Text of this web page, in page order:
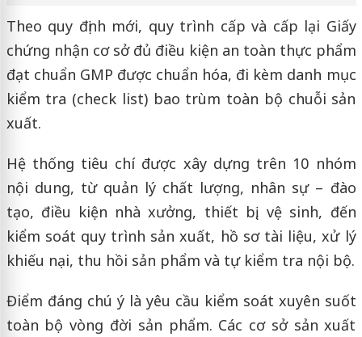
Theo quy định mới, quy trình cấp và cấp lại Giấy
chứng nhận cơ sở đủ điều kiện an toàn thực phẩm
đạt chuẩn GMP được chuẩn hóa, đi kèm danh mục
kiểm tra (check list) bao trùm toàn bộ chuỗi sản
xuất.
Hệ thống tiêu chí được xây dựng trên 10 nhóm
nội dung, từ quản lý chất lượng, nhân sự – đào
tạo, điều kiện nhà xưởng, thiết bị, vệ sinh, đến
kiểm soát quy trình sản xuất, hồ sơ tài liệu, xử lý
khiếu nại, thu hồi sản phẩm và tự kiểm tra nội bộ.
Điểm đáng chú ý là yêu cầu kiểm soát xuyên suốt
toàn bộ vòng đời sản phẩm. Các cơ sở sản xuất